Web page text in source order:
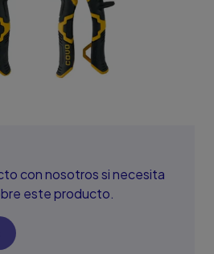
con nosotros si necesita
este producto.